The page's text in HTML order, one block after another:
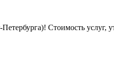
Стоимость услуг,